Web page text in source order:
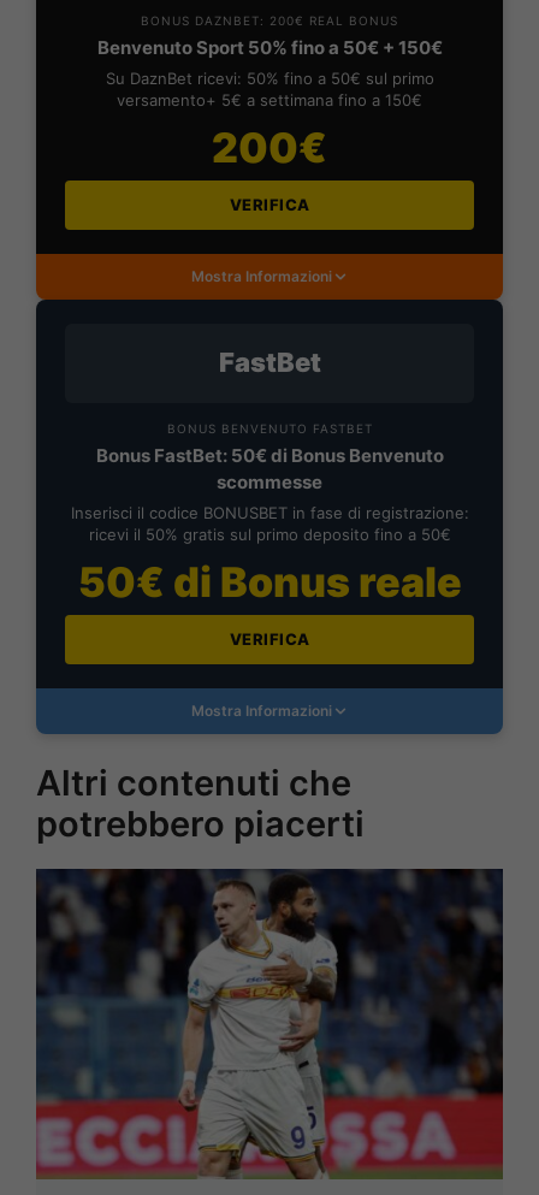
BONUS DAZNBET: 200€ REAL BONUS
Benvenuto Sport 50% fino a 50€ + 150€
Su DaznBet ricevi: 50% fino a 50€ sul primo
versamento+ 5€ a settimana fino a 150€
200€
VERIFICA
Mostra Informazioni
FastBet
BONUS BENVENUTO FASTBET
Bonus FastBet: 50€ di Bonus Benvenuto
scommesse
Inserisci il codice BONUSBET in fase di registrazione:
ricevi il 50% gratis sul primo deposito fino a 50€
50€ di Bonus reale
VERIFICA
Mostra Informazioni
Altri contenuti che
potrebbero piacerti